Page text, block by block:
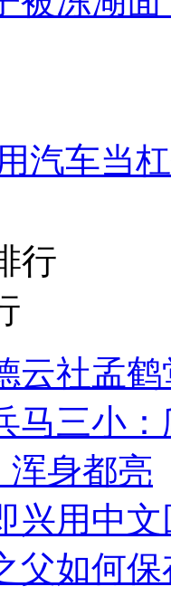
汽车当
行
云社孟
马三小
浑身都亮
兴用中
父如何